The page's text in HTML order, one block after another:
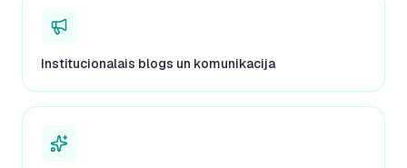
Institucionalais blogs un komunikacija